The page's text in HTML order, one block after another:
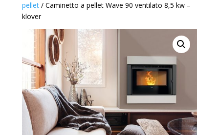
pellet/ Caminetto a pellet Wave 90 ventilato 8,5 kw –
klover